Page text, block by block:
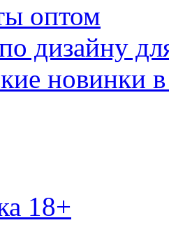
оптом
дизайну
новинки
18+